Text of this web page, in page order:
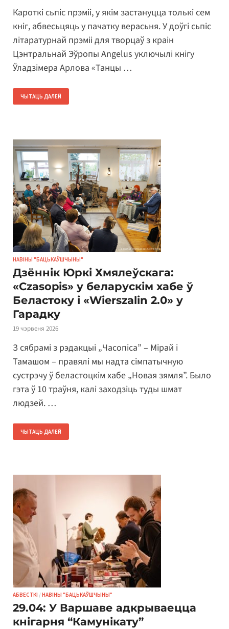
Кароткі сьпіс прэміі, у якім застануцца толькі сем
кніг, абвесьцяць у пачатку верасьня. У доўгі сьпіс
літаратурнай прэміі для творцаў з краін
Цэнтральнай Эўропы Angelus уключылі кнігу
Ўладзімера Арлова «Танцы …
ЧЫТАЦЬ ДАЛЕЙ
НАВІНЫ "БАЦЬКАЎШЧЫНЫ"
Дзённік Юркі Хмялеўскага:
«Czasopis» у беларускім хабе ў
Беластоку і «Wierszalin 2.0» у
Гарадку
19 чэрвеня 2026
З сябрамі з рэдакцыі „Часопіса” – Мірай і
Тамашом – правялі мы надта сімпатычную
сустрэчу ў беластоцкім хабе „Новая зямля”. Было
гэта ў 10 траўня, калі заходзіць туды шмат
людзей. …
ЧЫТАЦЬ ДАЛЕЙ
АБВЕСТКІ /НАВІНЫ "БАЦЬКАЎШЧЫНЫ"
29.04: У Варшаве адкрываецца
кнігарня “Камунікату”